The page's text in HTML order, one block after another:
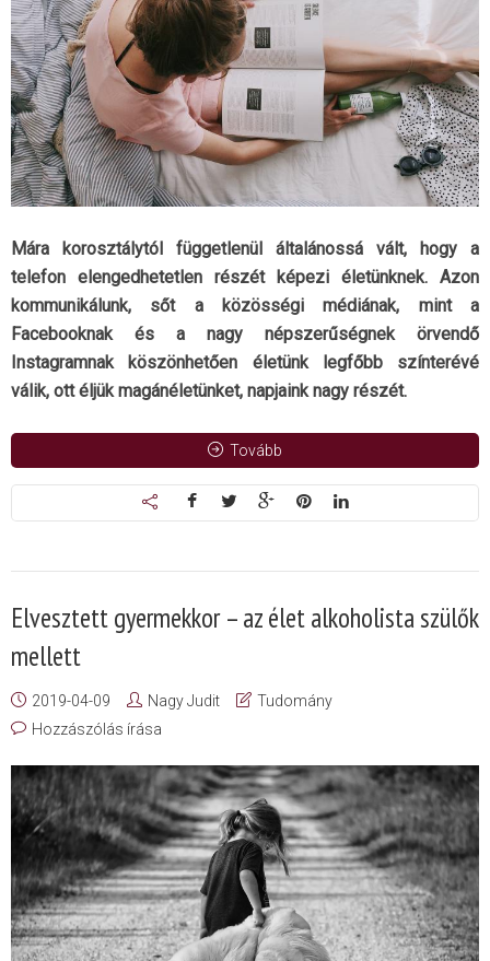
Mára korosztálytól függetlenül általánossá vált, hogy a
telefon elengedhetetlen részét képezi életünknek. Azon
kommunikálunk, sőt a közösségi médiának, mint a
Facebooknak és a nagy népszerűségnek örvendő
Instagramnak köszönhetően életünk legfőbb színterévé
válik, ott éljük magánéletünket, napjaink nagy részét.
Tovább
Elvesztett gyermekkor – az élet alkoholista szülők
mellett
2019-04-09 Nagy Judit
Tudomány
Hozzászólás írása